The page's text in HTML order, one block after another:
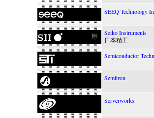
SEEQ Technology
Seiko Instruments
日本精工
Semiconductor
Semitron
Serverworks